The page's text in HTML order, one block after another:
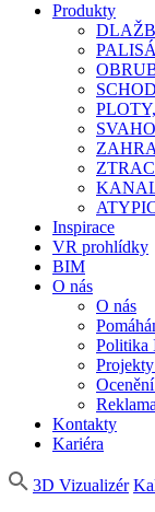
Produkty
Inspirace
VR prohlídky
BIM
O nás
O nás
Politika
Kontakty
Kariéra
3D Vizualizér